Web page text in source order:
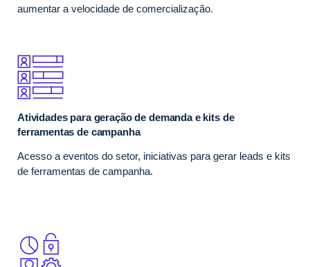
aumentar a velocidade de comercialização.
Atividades para geração de demanda e kits de
ferramentas de campanha
Acesso a eventos do setor, iniciativas para gerar leads e kits
de ferramentas de campanha.